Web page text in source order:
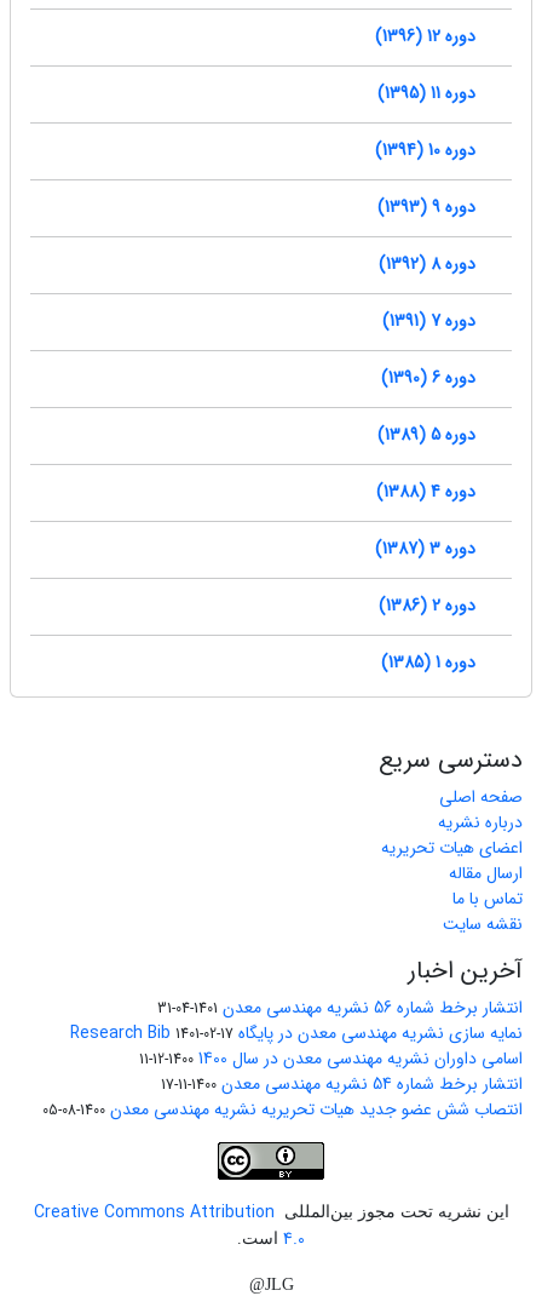
دوره 12 (1396)
دوره 11 (1395)
دوره 10 (1394)
دوره 9 (1393)
دوره 8 (1392)
دوره 7 (1391)
دوره 6 (1390)
دوره 5 (1389)
دوره 4 (1388)
دوره 3 (1387)
دوره 2 (1386)
دوره 1 (1385)
دسترسی سریع
صفحه اصلی
درباره نشریه
اعضای هیات تحریریه
ارسال مقاله
تماس با ما
نقشه سایت
آخرین اخبار
انتشار برخط شماره 56 نشریه مهندسی معدن 1401-04-31
نمایه سازی نشریه مهندسی معدن در پایگاه Research Bib 1401-02-17
اسامی داوران نشریه مهندسی معدن در سال 1400 1400-12-11
انتشار برخط شماره 54 نشریه مهندسی معدن 1400-11-17
انتصاب شش عضو جدید هیات تحریریه نشریه مهندسی معدن 1400-08-05
این نشریه تحت مجوز بین‌المللی
Creative Commons Attribution
4.0 است.
JLG@